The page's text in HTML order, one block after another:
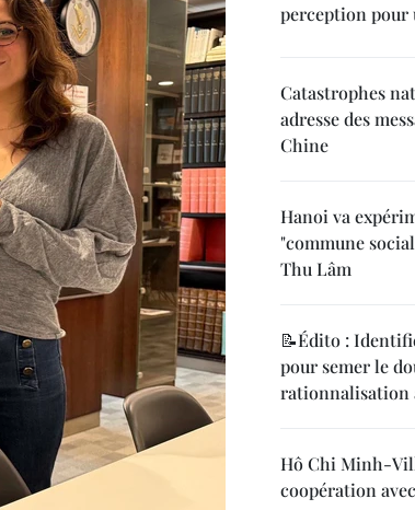
perception pour
Catastrophes
adresse des
Chine
Hanoi va
"commune
Thu Lâm
📝Édito :
pour semer le
rationnalisation
Hô Chi Minh-
coopération